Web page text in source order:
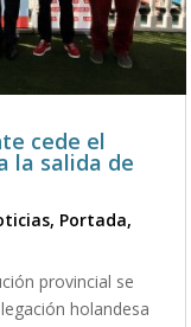
cede el
la salida de
, Portada,
provincial se
holandesa